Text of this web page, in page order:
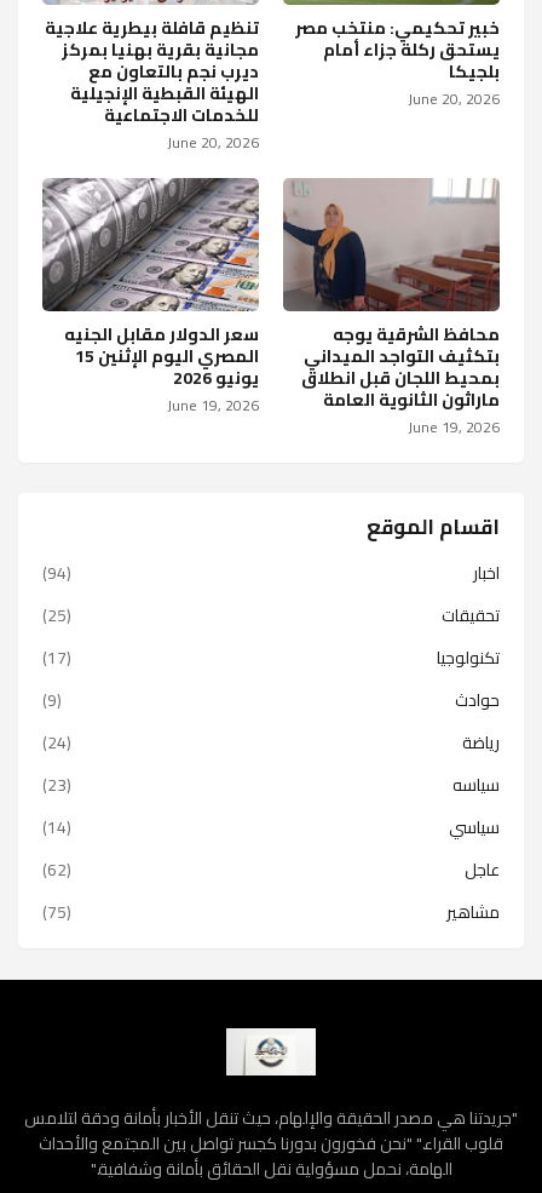
خبير تحكيمي: منتخب مصر
يستحق ركلة جزاء أمام
بلجيكا
June 20, 2026
تنظيم قافلة بيطرية علاجية
مجانية بقرية بهنيا بمركز
ديرب نجم بالتعاون مع
الهيئة القبطية الإنجيلية
للخدمات الاجتماعية
June 20, 2026
محافظ الشرقية يوجه
بتكثيف التواجد الميداني
بمحيط اللجان قبل انطلاق
ماراثون الثانوية العامة
June 19, 2026
سعر الدولار مقابل الجنيه
المصري اليوم الإثنين 15
يونيو 2026
June 19, 2026
اقسام الموقع
اخبار
(94)
تحقيقات
(25)
تكنولوجيا
(17)
حوادث
(9)
رياضة
(24)
سياسه
(23)
سياسي
(14)
عاجل
(62)
مشاهير
(75)
"جريدتنا هي مصدر الحقيقة والإلهام، حيث تنقل الأخبار بأمانة ودقة لتلامس
قلوب القراء." "نحن فخورون بدورنا كجسر تواصل بين المجتمع والأحداث
الهامة، نحمل مسؤولية نقل الحقائق بأمانة وشفافية."